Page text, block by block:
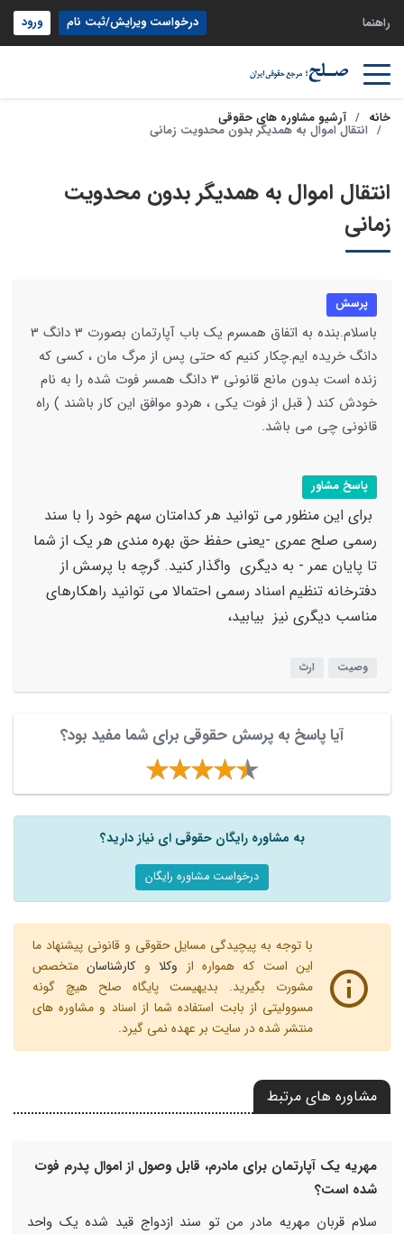
راهنما درخواست ویرایش/ثبت نام ورود
خانه آرشیو مشاوره های حقوقی
انتقال اموال به همدیگر بدون محدویت زمانی
انتقال اموال به همدیگر بدون محدویت
زمانی
پرسش
باسلام.بنده به اتفاق همسرم یک باب آپارتمان بصورت 3 دانگ 3
دانگ خریده ایم.چکار کنیم که حتی پس از مرگ مان ، کسی که
زنده است بدون مانع قانونی 3 دانگ همسر فوت شده را به نام
خودش کند ( قبل از فوت یکی ، هردو موافق این کار باشند ) راه
قانونی چی می باشد.
پاسخ مشاور
برای این منظور می توانید هر کدامتان سهم خود را با سند
رسمی صلح عمری -یعنی حفظ حق بهره مندی هر یک از شما
تا پایان عمر - به دیگری واگذار کنید. گرچه با پرسش از
دفترخانه تنظیم اسناد رسمی احتمالا می توانید راهکارهای
مناسب دیگری نیز بیابید،
وصیت ارث
آیا پاسخ به پرسش حقوقی برای شما مفید بود؟
به مشاوره رایگان حقوقی ای نیاز دارید؟
درخواست مشاوره رایگان
با توجه به پیچیدگی مسایل حقوقی و قانونی پیشنهاد ما
این است که همواره از وکلاو کارشناسانمتخصص
مشورت بگیرید. بدیهیست پایگاه صلح هیچ گونه
مسوولیتی از بابت استفاده شما از اسناد و مشاوره های
منتشر شده در سایت بر عهده نمی گیرد.
مشاوره های مرتبط
مهریه یک آپارتمان برای مادرم، قابل وصول از اموال پدرم فوت
شده است؟
سلام قربان مهریه مادر من تو سند ازدواج قید شده یک واحد